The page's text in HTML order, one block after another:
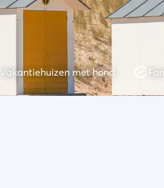
Vakantiehuizen met hond